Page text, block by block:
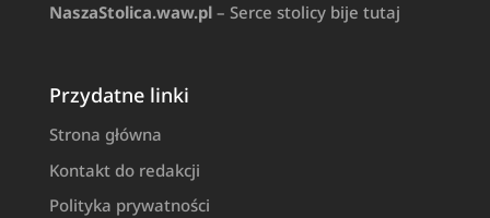
NaszaStolica.waw.pl– Serce stolicy bije tutaj
Przydatne linki
Strona główna
Kontakt do redakcji
Polityka prywatności